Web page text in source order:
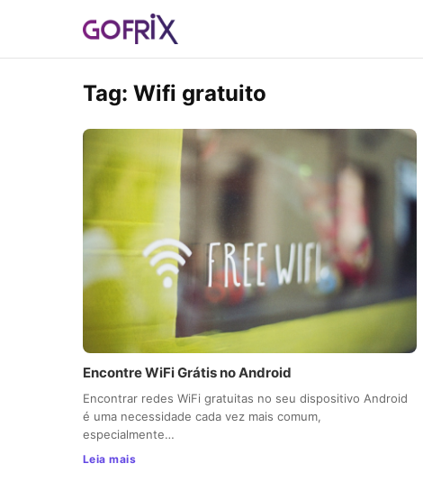
Tag: Wifi gratuito
Encontre WiFi Grátis no Android
Encontrar redes WiFi gratuitas no seu dispositivo Android
é uma necessidade cada vez mais comum,
especialmente…
Leia mais